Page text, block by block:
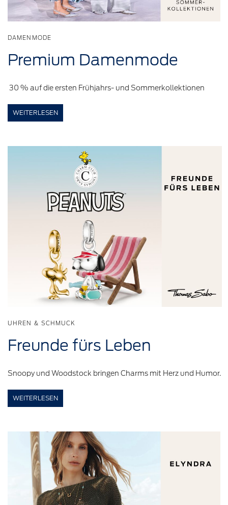
DAMENMODE
Premium Damenmode
30 % auf die ersten Frühjahrs- und Sommerkollektionen
WEITERLESEN
UHREN & SCHMUCK
Freunde fürs Leben
Snoopy und Woodstock bringen Charms mit Herz und Humor.
WEITERLESEN